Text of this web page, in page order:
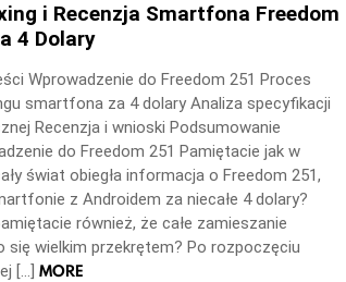
i Recenzja Smartfona Freedom
4 Dolary
Wprowadzenie do Freedom 251 Proces
smartfona za 4 dolary Analiza specyfikacji
Recenzja i wnioski Podsumowanie
do Freedom 251 Pamiętacie jak w
świat obiegła informacja o Freedom 251,
z Androidem za niecałe 4 dolary?
również, że całe zamieszanie
się wielkim przekrętem? Po rozpoczęciu
[…] MORE